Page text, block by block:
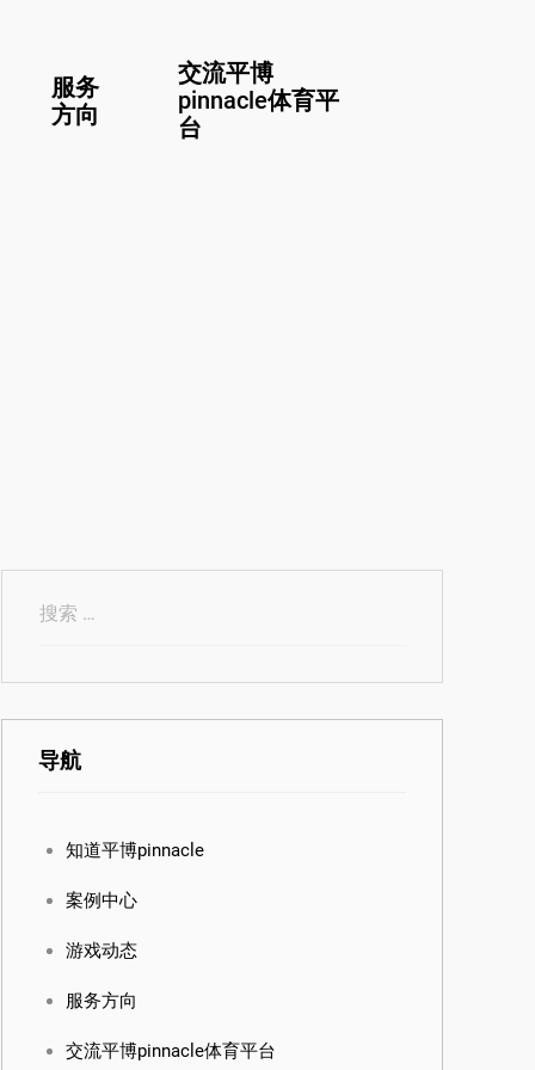
服务
方向
交流平博
pinnacle体育平
台
导航
知道平博pinnacle
案例中心
游戏动态
服务方向
交流平博pinnacle体育平台